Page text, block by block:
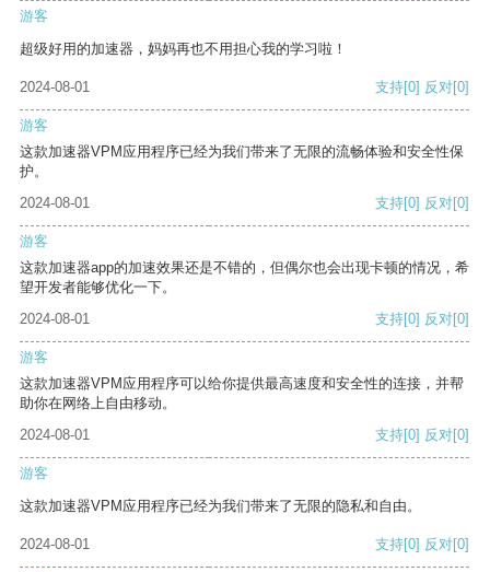
游客
超级好用的加速器，妈妈再也不用担心我的学习啦！
2024-08-01 支持[0] 反对[0]
游客
这款加速器VPM应用程序已经为我们带来了无限的流畅体验和安全性保
护。
2024-08-01
支持[0] 反对[0]
游客
这款加速器app的加速效果还是不错的，但偶尔也会出现卡顿的情况，希
望开发者能够优化一下。
2024-08-01
支持[0] 反对[0]
游客
这款加速器VPM应用程序可以给你提供最高速度和安全性的连接，并帮
助你在网络上自由移动。
2024-08-01
支持[0] 反对[0]
游客
这款加速器VPM应用程序已经为我们带来了无限的隐私和自由。
2024-08-01 支持[0] 反对[0]